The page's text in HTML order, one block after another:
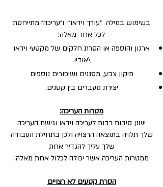
בשימוש במילה ״עורך וידאו״ ו״עריכה״ מתייחסת
לכל אחד מאלה:
ארגון והוספה או הסרת חלקים של מקטעי וידאו
\אודיו.
תיקון צבע, מסננים ושיפורים נוספים
יצירת מעברים בין קטנים.
מטרות העריכה:
ישנן סיבות רבות לעריכה וידאו וגישת העריכה
שלך תלויה בתוצאה הרצויה ולכן בתחילת העבודה
שלך עליך להגדיר אחת
ממטרות העריכה אשר יכולה לכלול אחת מאלה:
הסרת קטעים לא רצויים